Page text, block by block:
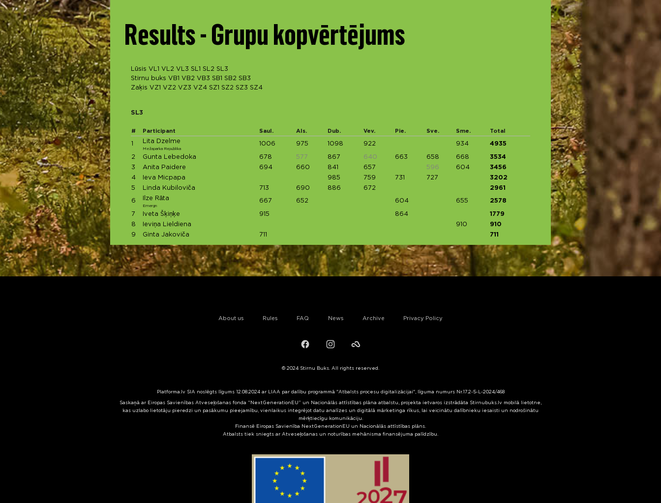
Results - Grupu kopvērtējums
Lūsis VL1 VL2 VL3 SL1 SL2 SL3
Stirnu buks VB1 VB2 VB3 SB1 SB2 SB3
Zaķis VZ1 VZ2 VZ3 VZ4 SZ1 SZ2 SZ3 SZ4
SL3
# Participant Saul. Als. Dub. Vev. Pie. Sve. Sme. Total
1 Lita Dzelme
Mežaparka Republika
1006 975 1098 922 934 4935
2 Gunta Lebedoka 678 577 867 640 663 658 668
3534
3
Anita Paidere 694 660 841 657 596 604
3456
4
Ieva Micpapa 985 759 731 727
3202
5
Linda Kubiloviča 713 690 886 672 2961
6 Ilze Rāta
Emergn
667 652 604 655 2578
7 Iveta Šķiņķe 915 864
1779
8
Ieviņa Lieldiena 910
910
9
Ginta Jakoviča 711 711
About us Rules FAQ News Archive Privacy Policy
FacebookInstagramFailiem.lv
© 2024 Stirnu Buks. All rights reserved.
Platforma.lv SIA noslēgts līgums 12.08.2024 ar LIAA par dalību programmā "Atbalsts procesu digitalizācijai", līguma numurs Nr.17.2-5-L-2024/468
Saskaņā ar Eiropas Savienības Atveseļošanas fonda “NextGenerationEU” un Nacionālās attīstības plāna atbalstu, projekta ietvaros izstrādāta Stirnubuks.lv mobilā lietotne,
kas uzlabo lietotāju pieredzi un pasākumu pieejamību, vienlaikus integrējot datu analīzes un digitālā mārketinga rīkus, lai veicinātu dalībnieku iesaisti un nodrošinātu
mērķtiecīgu komunikāciju.
Finansē Eiropas Savienība NextGenerationEU un Nacionālās attīstības plāns.
Atbalsts tiek sniegts ar Atveseļošanas un noturības mehānisma finansējuma palīdzību.